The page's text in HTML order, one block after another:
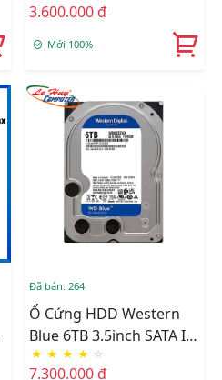
3.600.000 đ
Mới 100%
Đã bán: 264
Ổ Cứng HDD Western
Blue 6TB 3.5inch SATA III
256MB Cache 5400RPM
★ ★ ★ ★ ☆
7.300.000 đ